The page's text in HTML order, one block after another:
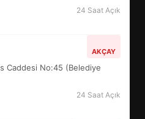
24 Saat Açık
AKÇAY
Caddesi No:45 (Belediye
24 Saat Açık
KAYITLARI NEYİ